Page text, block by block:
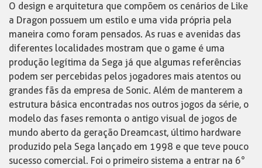
O design e arquitetura que compõem os cenários de Like
a Dragon possuem um estilo e uma vida própria pela
maneira como foram pensados. As ruas e avenidas das
diferentes localidades mostram que o game é uma
produção legítima da Sega já que algumas referências
podem ser percebidas pelos jogadores mais atentos ou
grandes fãs da empresa de Sonic. Além de manterem a
estrutura básica encontradas nos outros jogos da série, o
modelo das fases remonta o antigo visual de jogos de
mundo aberto da geração Dreamcast, último hardware
produzido pela Sega lançado em 1998 e que teve pouco
sucesso comercial. Foi o primeiro sistema a entrar na 6°